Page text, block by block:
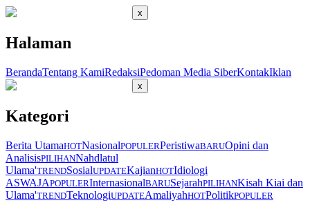
x
Halaman
BerandaTentang KamiRedaksiPedoman Media SiberKontakIklan
x
Kategori
Berita UtamaHOTNasionalPOPULERPeristiwaBARUOpini dan
AnalisisPILIHANNahdlatul
Ulama'TRENDSosialUPDATEKajianHOTIdiologi
ASWAJAPOPULERInternasionalBARUSejarahPILIHANKisah Kiai dan
Ulama'TRENDTeknologiUPDATEAmaliyahHOTPolitikPOPULER